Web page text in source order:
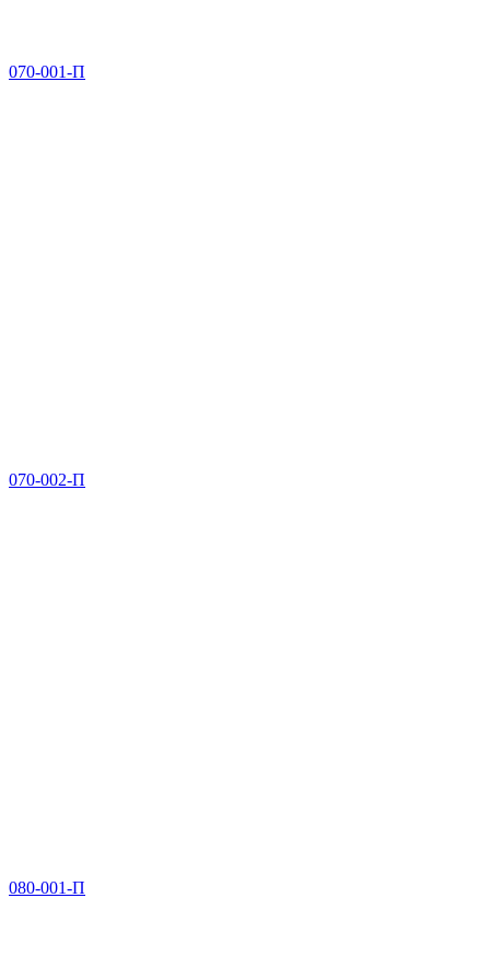
070-001-П
070-002-П
080-001-П